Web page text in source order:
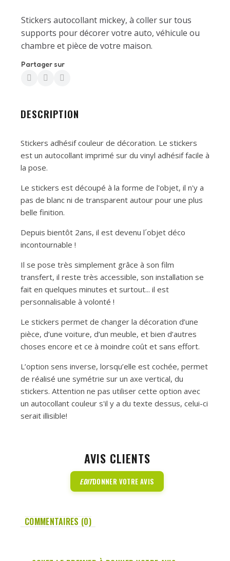
Stickers autocollant mickey, à coller sur tous
supports pour décorer votre auto, véhicule ou
chambre et pièce de votre maison.
Partager sur
DESCRIPTION
Stickers adhésif couleur de décoration. Le stickers
est un autocollant imprimé sur du vinyl adhésif facile à
la pose.
Le stickers est découpé à la forme de l'objet, il n'y a
pas de blanc ni de transparent autour pour une plus
belle finition.
Depuis bientôt 2ans, il est devenu l´objet déco
incontournable !
Il se pose très simplement grâce à son film
transfert, il reste très accessible, son installation se
fait en quelques minutes et surtout... il est
personnalisable à volonté !
Le stickers permet de changer la décoration d’une
pièce, d’une voiture, d’un meuble, et bien d’autres
choses encore et ce à moindre coût et sans effort.
L’option sens inverse, lorsqu’elle est cochée, permet
de réalisé une symétrie sur un axe vertical, du
stickers. Attention ne pas utiliser cette option avec
un autocollant couleur s'il y a du texte dessus, celui-ci
serait illisible!
AVIS CLIENTS
EDITDONNER VOTRE AVIS
COMMENTAIRES (0)